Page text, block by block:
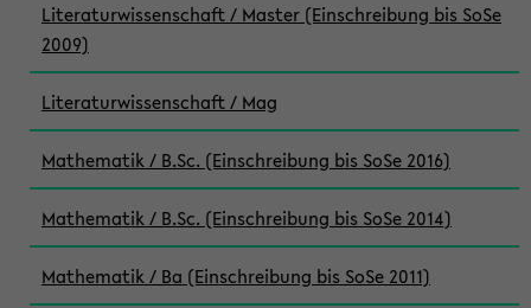
Literaturwissenschaft / Master (Einschreibung bis SoSe
2009)
Literaturwissenschaft / Mag
Mathematik / B.Sc. (Einschreibung bis SoSe 2016)
Mathematik / B.Sc. (Einschreibung bis SoSe 2014)
Mathematik / Ba (Einschreibung bis SoSe 2011)